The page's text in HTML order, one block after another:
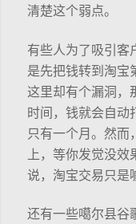
清楚这个弱点。
有些人为了吸引客
是先把钱转到淘宝
这里却有个漏洞，
时间，钱就会自动
只有一个月。然而
上，等你发觉没效
说，淘宝交易只是
还有一些噶尔县谷